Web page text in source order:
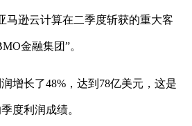
马逊云计算在二季度斩获的重大客
金融集团”。
增长了48%，达到78亿美元，这是
度利润成绩。